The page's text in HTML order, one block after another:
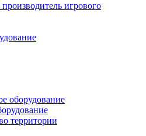
игрового
оборудование
территории